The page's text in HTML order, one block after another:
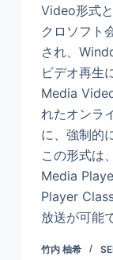
Video形式
クロソフト
され、
ビデオ再生
Media
れたオンラ
に、強制的
この形式は
Media
Player
放送が可能
竹内 柚希